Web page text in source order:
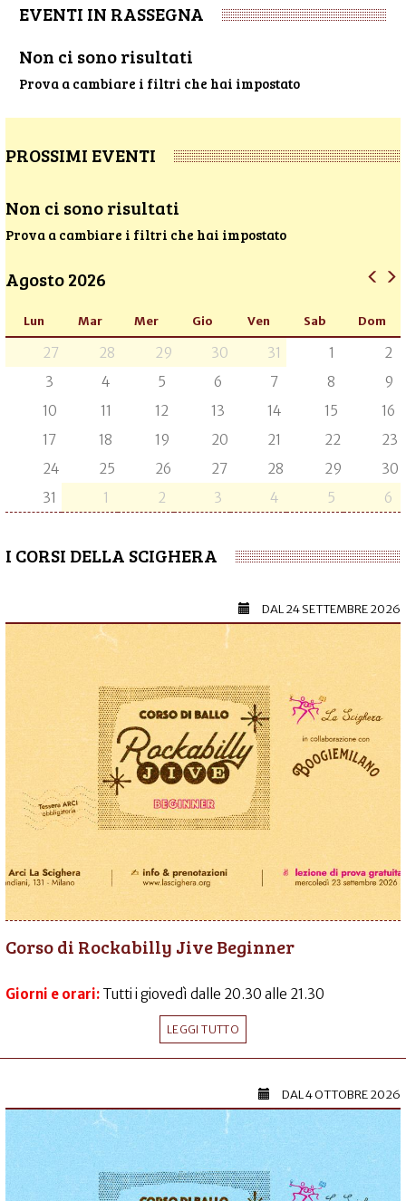
EVENTI IN RASSEGNA
Non ci sono risultati
Prova a cambiare i filtri che hai impostato
PROSSIMI EVENTI
Non ci sono risultati
Prova a cambiare i filtri che hai impostato
Agosto 2026
Lun Mar Mer Gio Ven Sab Dom
27 28 29 30 31 1
2
3
4 5 6 7 8
9
10
11 12 13 14 15
16
17
18 19 20 21 22
23
24
25 26 27 28 29
30
31
1 2 3 4 5 6
I CORSI DELLA SCIGHERA
DAL24 SETTEMBRE 2026
Corso di Rockabilly Jive Beginner
Giorni e orari: Tutti i giovedì dalle 20.30 alle 21.30
LEGGI TUTTO
DAL4 OTTOBRE 2026